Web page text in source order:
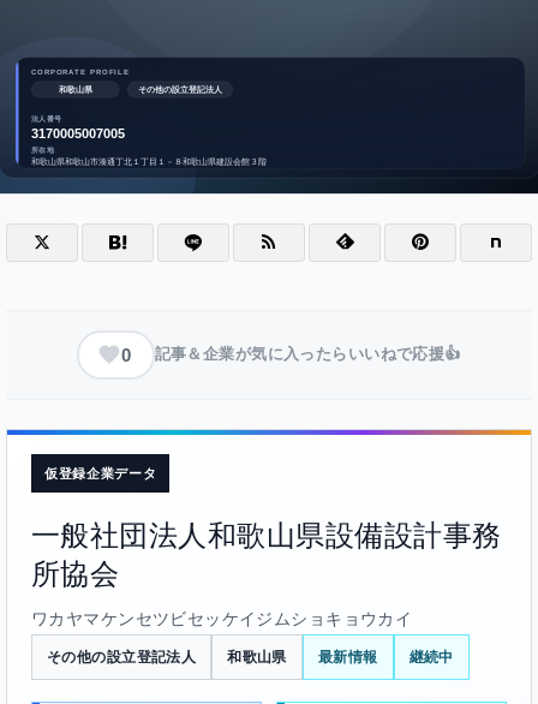
0 記事＆企業が気に入ったらいいねで応援👍
仮登録企業データ
一般社団法人和歌山県設備設計事務
所協会
ワカヤマケンセツビセッケイジムショキョウカイ
その他の設立登記法人 和歌山県 最新情報 継続中